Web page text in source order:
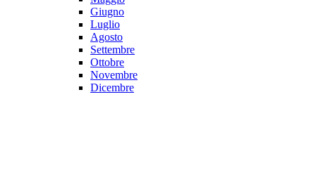
Giugno
Luglio
Agosto
Settembre
Ottobre
Novembre
Dicembre